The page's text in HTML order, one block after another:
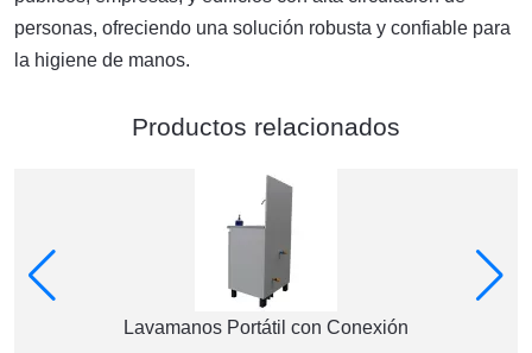
personas, ofreciendo una solución robusta y confiable para
la higiene de manos.
Productos relacionados
Lavamanos Portátil con Conexión